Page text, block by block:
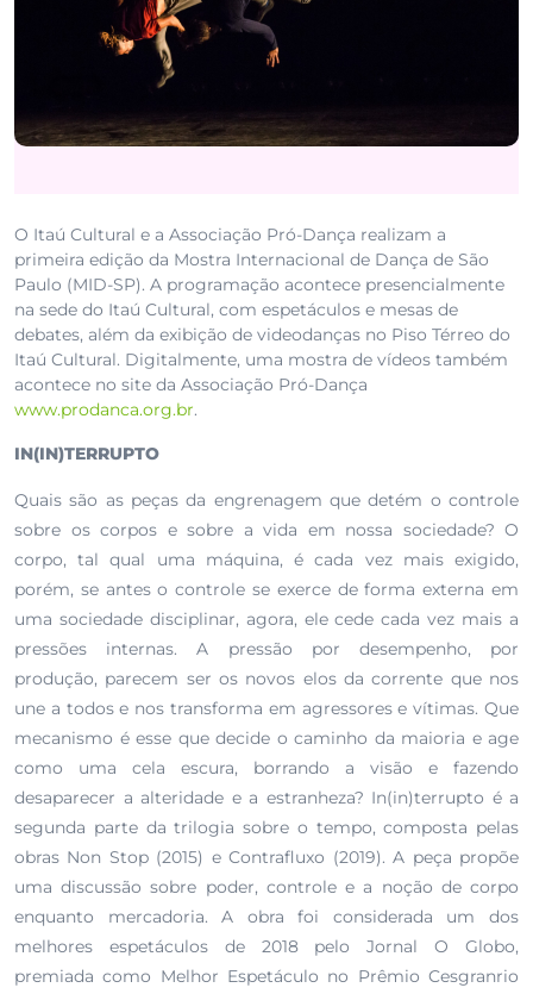
O Itaú Cultural e a Associação Pró-Dança realizam a
primeira edição da Mostra Internacional de Dança de São
Paulo (MID-SP). A programação acontece presencialmente
na sede do Itaú Cultural, com espetáculos e mesas de
debates, além da exibição de videodanças no Piso Térreo do
Itaú Cultural. Digitalmente, uma mostra de vídeos também
acontece no site da Associação Pró-Dança
www.prodanca.org.br.
IN(IN)TERRUPTO
Quais são as peças da engrenagem que detém o controle
sobre os corpos e sobre a vida em nossa sociedade? O
corpo, tal qual uma máquina, é cada vez mais exigido,
porém, se antes o controle se exerce de forma externa em
uma sociedade disciplinar, agora, ele cede cada vez mais a
pressões internas. A pressão por desempenho, por
produção, parecem ser os novos elos da corrente que nos
une a todos e nos transforma em agressores e vítimas. Que
mecanismo é esse que decide o caminho da maioria e age
como uma cela escura, borrando a visão e fazendo
desaparecer a alteridade e a estranheza? In(in)terrupto é a
segunda parte da trilogia sobre o tempo, composta pelas
obras Non Stop (2015) e Contrafluxo (2019). A peça propõe
uma discussão sobre poder, controle e a noção de corpo
enquanto mercadoria. A obra foi considerada um dos
melhores espetáculos de 2018 pelo Jornal O Globo,
premiada como Melhor Espetáculo no Prêmio Cesgranrio